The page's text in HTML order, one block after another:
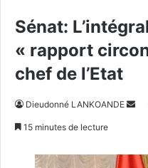
Sénat:
« rapport
chef de l’Etat
Dieudonné LANKOANDE
o
15 minutes de lecture